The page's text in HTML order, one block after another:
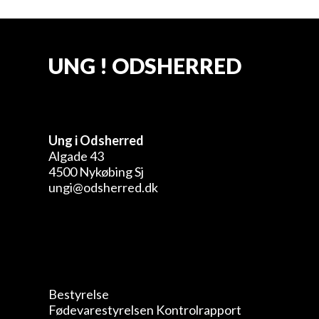
UNG ! ODSHERRED
Ung i Odsherred
Algade 43
4500 Nykøbing Sj
ungi@odsherred.dk
Bestyrelse
Fødevarestyrelsen Kontrolrapport